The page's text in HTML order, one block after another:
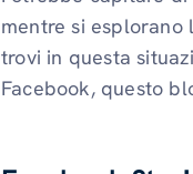
mentre si esplorano
trovi in questa
Facebook, questo